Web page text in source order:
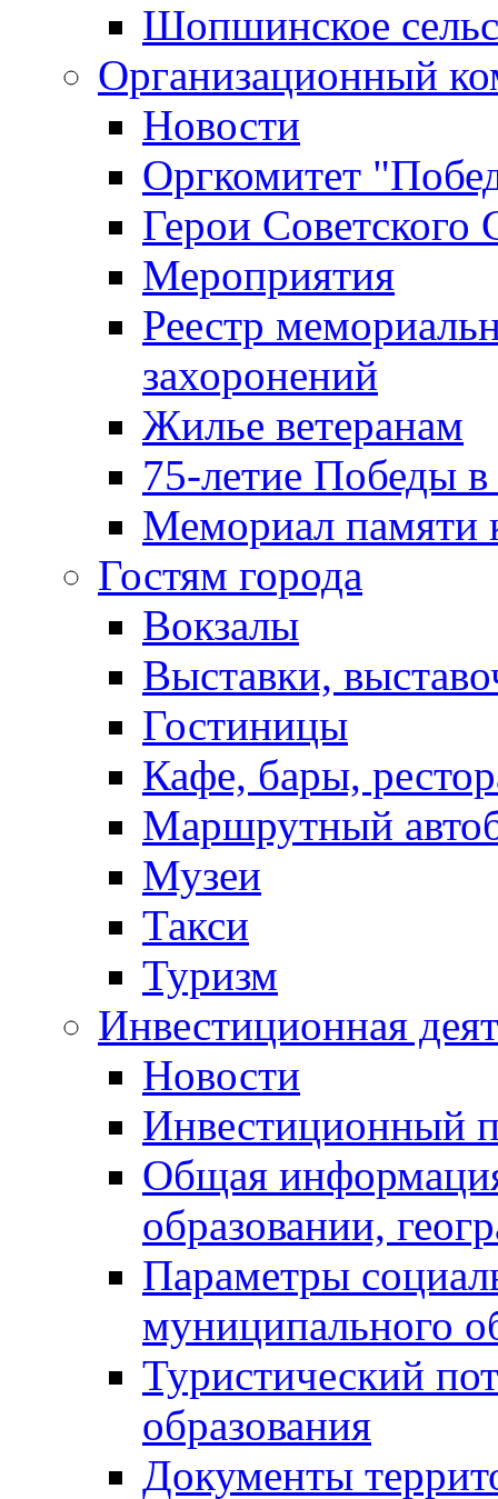
Шопшинское
Организационный
Новости
Оргкомитет
Герои Советского
Мероприятия
Реестр
захоронений
Жилье ветеранам
75-летие Победы
Мемориал памяти
Гостям города
Вокзалы
Выставки,
Гостиницы
Кафе, бары,
Маршрутный
Музеи
Такси
Туризм
Инвестиционная
Новости
Инвестиционный
Общая
образовании,
Параметры
муниципального
Туристический
образования
Документы